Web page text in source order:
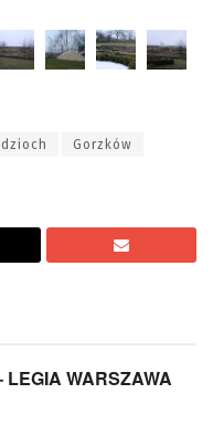
Gorzków
WARSZAWA